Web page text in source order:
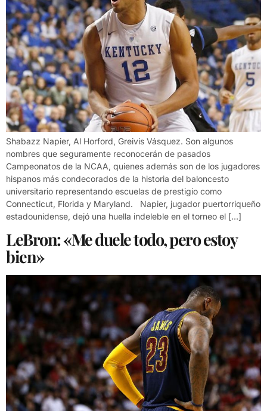
Shabazz Napier, Al Horford, Greivis Vásquez. Son algunos
nombres que seguramente reconocerán de pasados
Campeonatos de la NCAA, quienes además son de los jugadores
hispanos más condecorados de la historia del baloncesto
universitario representando escuelas de prestigio como
Connecticut, Florida y Maryland. Napier, jugador puertorriqueño
estadounidense, dejó una huella indeleble en el torneo el […]
LeBron: «Me duele todo, pero estoy
bien»